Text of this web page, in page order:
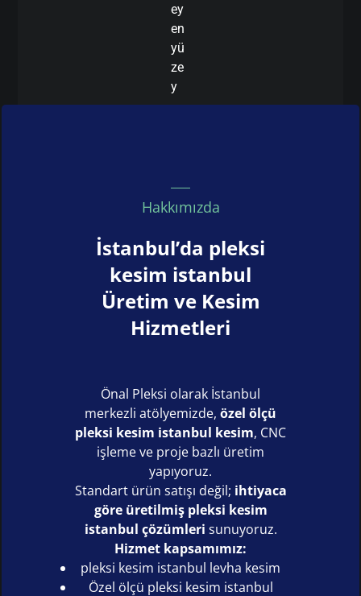
ey
en
yü
ze
y
Hakkımızda
İstanbul’da pleksi
kesim istanbul
Üretim ve Kesim
Hizmetleri
Önal Pleksi olarak İstanbul
merkezli atölyemizde, özel ölçü
pleksi kesim istanbul kesim, CNC
işleme ve proje bazlı üretim
yapıyoruz.
Standart ürün satışı değil; ihtiyaca
göre üretilmiş pleksi kesim
istanbul çözümleri sunuyoruz.
Hizmet kapsamımız:
pleksi kesim istanbul levha kesim
Özel ölçü pleksi kesim istanbul